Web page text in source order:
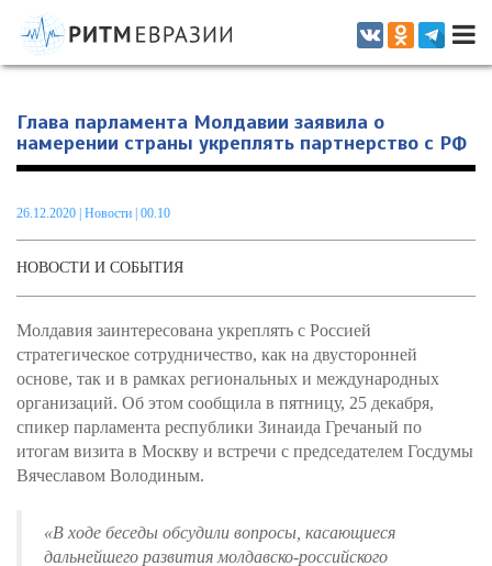
Информационно-аналитическое издание, посвященное актуальным
проблемам интеграции на постсоветском пространстве
Глава парламента Молдавии заявила о
намерении страны укреплять партнерство с РФ
26.12.2020 Новости | 00.10
НОВОСТИ И СОБЫТИЯ
Молдавия заинтересована укреплять с Россией
стратегическое сотрудничество, как на двусторонней
основе, так и в рамках региональных и международных
организаций. Об этом сообщила в пятницу, 25 декабря,
спикер парламента республики Зинаида Гречаный по
итогам визита в Москву и встречи с председателем Госдумы
Вячеславом Володиным.
«В ходе беседы обсудили вопросы, касающиеся
дальнейшего развития молдавско-российского